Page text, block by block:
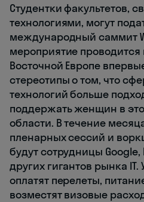
Cтудентки факультетов,
технологиями, могут
международный саммит
мероприятие проводится
Восточной Европе
стереотипы о том, что
технологий больше
поддержать женщин в
области. В течение
пленарных сессий и
будут сотрудницы
других гигантов рынка
оплатят перелеты,
возместят визовые